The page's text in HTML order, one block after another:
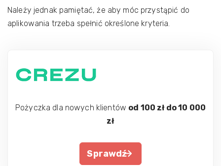
Należy jednak pamiętać, że aby móc przystąpić do
aplikowania trzeba spełnić określone kryteria.
Pożyczka dla nowych klientów od 100 zł do 10 000
zł
Sprawdź